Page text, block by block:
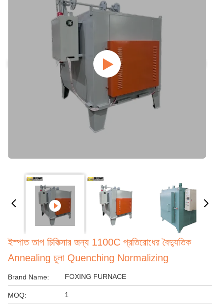
ইস্পাত তাপ চিকিত্সার জন্য 1100C প্রতিরোধের বৈদ্যুতিক
Annealing চুলা Quenching Normalizing
Brand Name: FOXING FURNACE
MOQ: 1